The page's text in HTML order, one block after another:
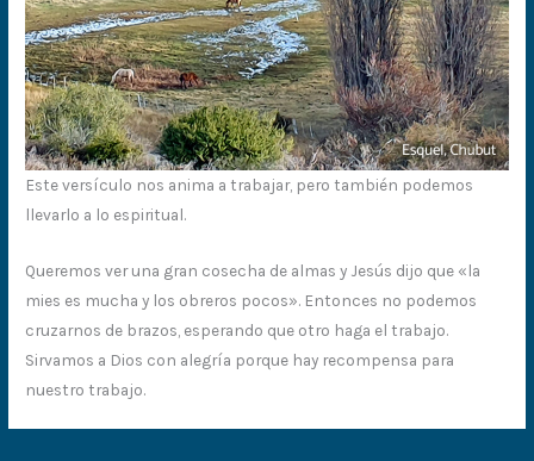
Este versículo nos anima a trabajar, pero también podemos
llevarlo a lo espiritual.
Queremos ver una gran cosecha de almas y Jesús dijo que «la
mies es mucha y los obreros pocos». Entonces no podemos
cruzarnos de brazos, esperando que otro haga el trabajo.
Sirvamos a Dios con alegría porque hay recompensa para
nuestro trabajo.